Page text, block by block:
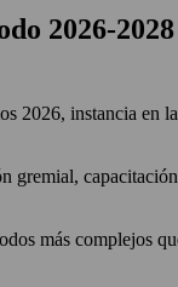
2026-
2026, instancia en
gremial,
más complejos